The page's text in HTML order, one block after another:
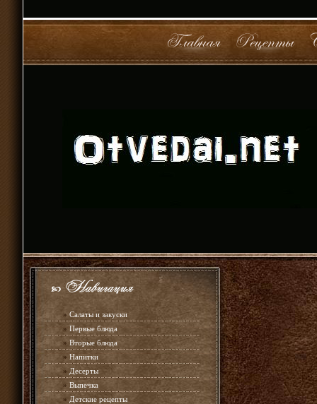
» Салаты и закуски
» Первые блюда
» Вторые блюда
» Напитки
»Десерты
» Выпечка
» Детские рецепты